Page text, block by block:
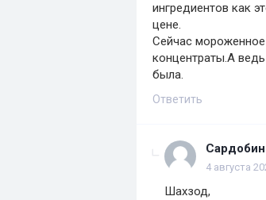
ингредиентов как
цене.
Сейчас
концентраты.А
была.
Ответить
4 августа
Шахзод,